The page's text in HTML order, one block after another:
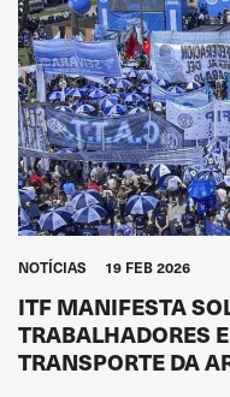
NOTÍCIAS 19 FEB 2026
ITF MANIFESTA
TRABALHADORES
TRANSPORTE DA